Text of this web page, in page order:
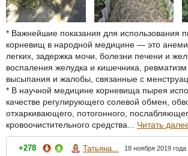
* Важнейшие показания для использования
корневищ в народной медицине — это
легких, задержка мочи, болезни печени и
воспаления желудка и кишечника,
высыпания и жалобы, связанные с
* В научной медицине корневища пырея
качестве регулирующего солевой обмен,
отхаркивающего, потогонного,
кровоочистительного средства... Читать
+278 Татьяна... 18 ноября 2019 года